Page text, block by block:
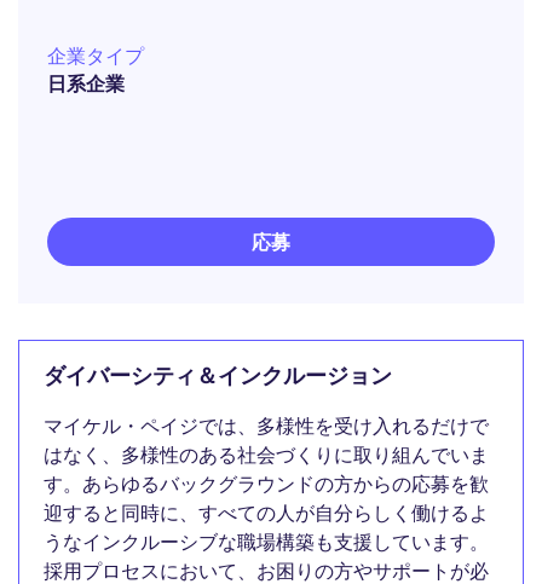
企業タイプ
日系企業
応募
ダイバーシティ＆インクルージョン
マイケル・ペイジでは、多様性を受け入れるだけで
はなく、多様性のある社会づくりに取り組んでいま
す。あらゆるバックグラウンドの方からの応募を歓
迎すると同時に、すべての人が自分らしく働けるよ
うなインクルーシブな職場構築も支援しています。
採用プロセスにおいて、お困りの方やサポートが必